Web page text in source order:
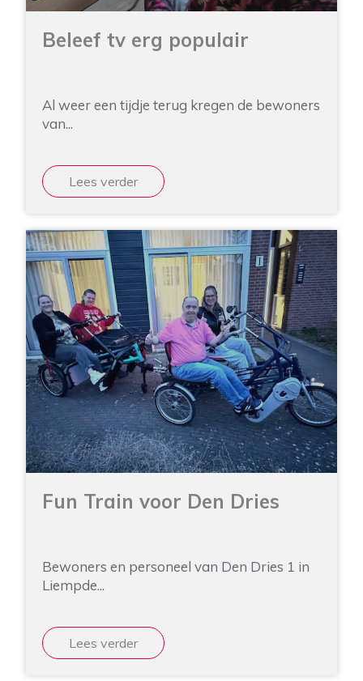
Beleef tv erg populair
Al weer een tijdje terug kregen de bewoners
van...
Lees verder
Fun Train voor Den Dries
Bewoners en personeel van Den Dries 1 in
Liempde...
Lees verder